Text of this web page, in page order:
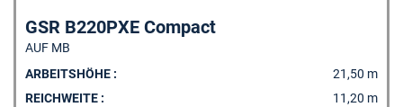
GSR B220PXE Compact
AUF MB
ARBEITSHÖHE :
21,50 m
REICHWEITE :
11,20 m